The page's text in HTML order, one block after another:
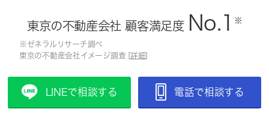
東京の不動産会社 顧客満足度 No.1 ※
※ゼネラルリサーチ調べ
東京の不動産会社イメージ調査 [ 詳細
LINEで相談する 電話で相談する